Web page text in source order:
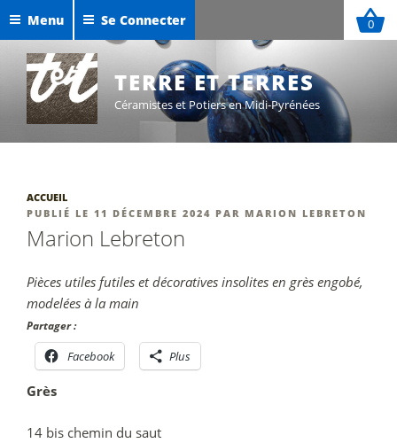
contenu
principal
Céramiques de Maxime Defer
Exposition Sigillées 2025TERRE ET TERRES
Céramistes et Potiers en Midi-Pyrénées
Menu Se Connecter
ACCUEIL
PUBLIÉ LE PUBLIÉ
11 DÉCEMBRE 2024 PAR MARION LEBRETON
Marion Lebreton
Pièces utiles futiles et décoratives insolites en grès engobé,
modelées à la main
Partager :
Facebook Plus
Grès
14 bis chemin du saut
0